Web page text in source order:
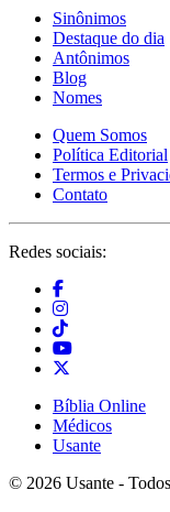
Sinônimos
Destaque do dia
Antônimos
Blog
Nomes
Quem Somos
Política Editorial
Termos e
Contato
Redes sociais:
Bíblia Online
Médicos
Usante
© 2026 Usante -